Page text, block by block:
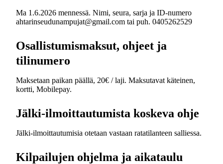
Ma 1.6.2026 mennessä. Nimi, seura, sarja ja ID-numero
ahtarinseudunampujat@gmail.com tai puh. 0405262529
Osallistumismaksut, ohjeet ja
tilinumero
Maksetaan paikan päällä, 20€ / laji. Maksutavat käteinen,
kortti, Mobilepay.
Jälki-ilmoittautumista koskeva ohje
Jälki-ilmoittautumisia otetaan vastaan ratatilanteen salliessa.
Kilpailujen ohjelma ja aikataulu